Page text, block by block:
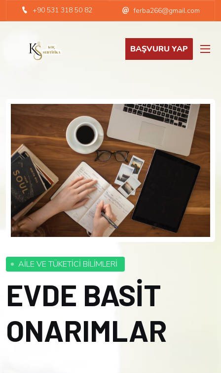
+90 531 318 50 82 ferba266@gmail.com
BAŞVURU YAP
AİLE VE TÜKETİCİ BİLİMLERİ
EVDE BASİT
ONARIMLAR